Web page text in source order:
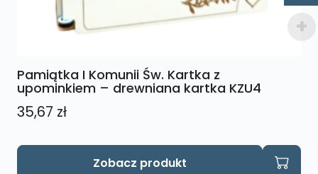
Pamiątka I Komunii Św. Kartka z
upominkiem – drewniana kartka KZU4
35,67 zł
Zobacz produkt